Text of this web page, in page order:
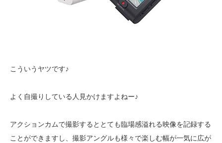
こういうヤツです♪
よく自撮りしている人見かけますよねー♪
アクションカムで撮影するととても臨場感溢れる映像を記録する
ことができますし、撮影アングルも様々で楽しむ幅が一気に広が